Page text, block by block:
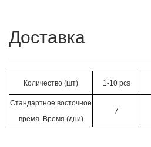
Доставка
Количество (шт) 1-10 pcs
Стандартное восточное
время. Время (дни)
7